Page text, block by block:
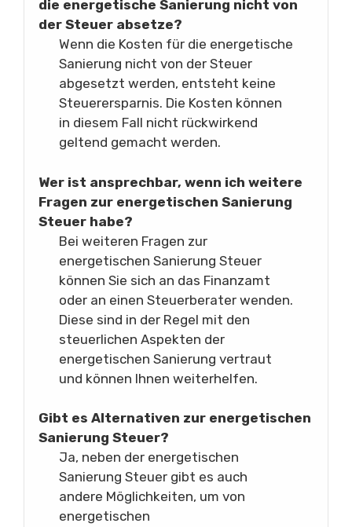
die energetische Sanierung nicht von
der Steuer absetze?
Wenn die Kosten für die energetische
Sanierung nicht von der Steuer
abgesetzt werden, entsteht keine
Steuerersparnis. Die Kosten können
in diesem Fall nicht rückwirkend
geltend gemacht werden.
Wer ist ansprechbar, wenn ich weitere
Fragen zur energetischen Sanierung
Steuer habe?
Bei weiteren Fragen zur
energetischen Sanierung Steuer
können Sie sich an das Finanzamt
oder an einen Steuerberater wenden.
Diese sind in der Regel mit den
steuerlichen Aspekten der
energetischen Sanierung vertraut
und können Ihnen weiterhelfen.
Gibt es Alternativen zur energetischen
Sanierung Steuer?
Ja, neben der energetischen
Sanierung Steuer gibt es auch
andere Möglichkeiten, um von
energetischen